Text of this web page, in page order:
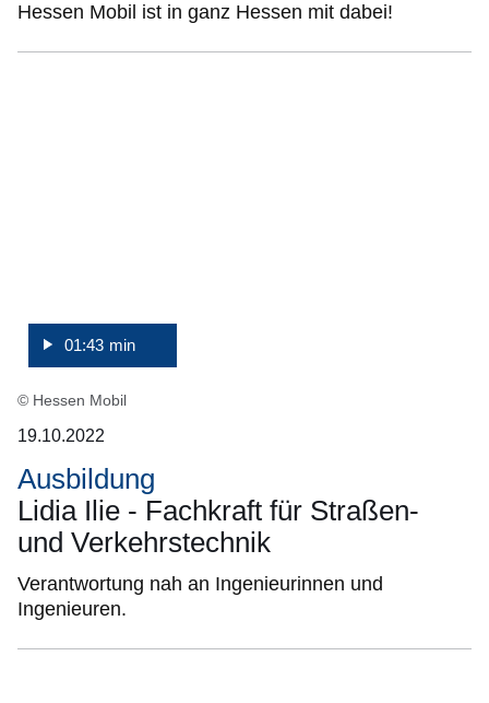
Hessen Mobil ist in ganz Hessen mit dabei!
01:43 min
© Hessen Mobil
19.10.2022
Ausbildung
Lidia Ilie - Fachkraft für Straßen-
und Verkehrstechnik
Verantwortung nah an Ingenieurinnen und
Ingenieuren.